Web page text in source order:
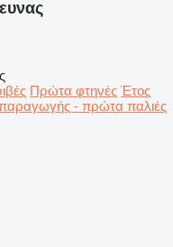
Πρώτα φτηνές Έτος
- πρώτα παλιές